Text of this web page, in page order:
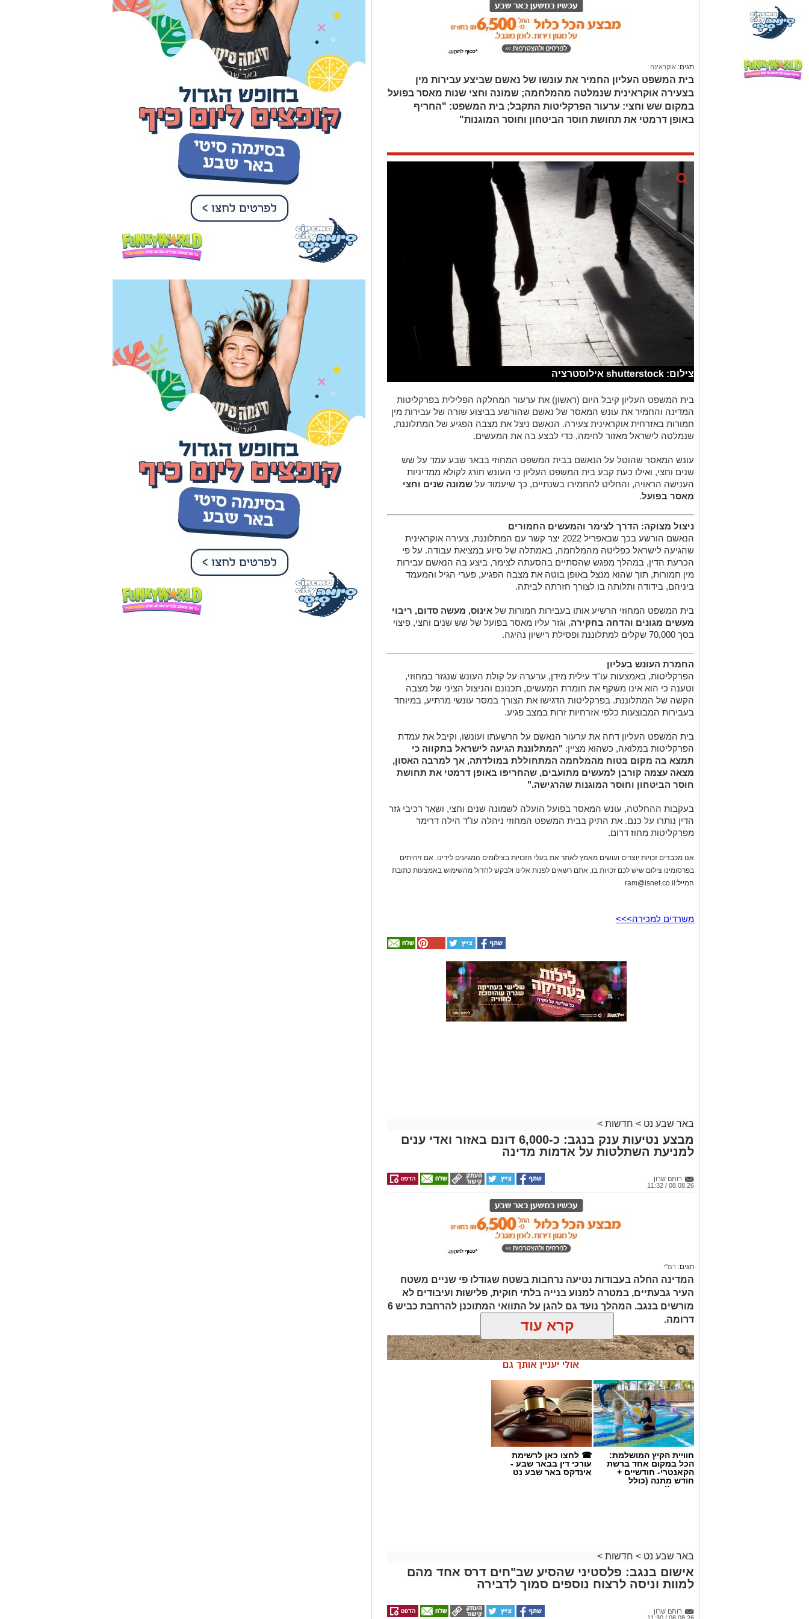
תגים: אוקראינה
בית המשפט העליון החמיר את עונשו של נאשם שביצע עבירות מין
בצעירה אוקראינית שנמלטה מהמלחמה; שמונה וחצי שנות מאסר בפועל
במקום שש וחצי: ערעור הפרקליטות התקבל; בית המשפט: "החריף
באופן דרמטי את תחושת חוסר הביטחון וחוסר המוגנות"
צילום: shutterstock אילוסטרציה
בית המשפט העליון קיבל היום (ראשון) את ערעור המחלקה הפלילית בפרקליטות
המדינה והחמיר את עונש המאסר של נאשם שהורשע בביצוע שורה של עבירות מין
חמורות באזרחית אוקראינית צעירה. הנאשם ניצל את מצבה הפגיע של המתלוננת,
שנמלטה לישראל מאזור לחימה, כדי לבצע בה את המעשים.
עונש המאסר שהוטל על הנאשם בבית המשפט המחוזי בבאר שבע עמד על שש
שנים וחצי, ואילו כעת קבע בית המשפט העליון כי העונש חורג לקולא ממדיניות
הענישה הראויה, והחליט להחמירו בשנתיים, כך שיעמוד על שמונה שנים וחצי
מאסר בפועל.
ניצול מצוקה: הדרך לצימר והמעשים החמורים
הנאשם הורשע בכך שבאפריל 2022 יצר קשר עם המתלוננת, צעירה אוקראינית
שהגיעה לישראל כפליטה מהמלחמה, באמתלה של סיוע במציאת עבודה. על פי
הכרעת הדין, במהלך מפגש שהסתיים בהסעתה לצימר, ביצע בה הנאשם עבירות
מין חמורות, תוך שהוא מנצל באופן בוטה את מצבה הפגיע, פערי הגיל והמעמד
ביניהם, בידודה ותלותה בו לצורך חזרתה לביתה.
בית המשפט המחוזי הרשיע אותו בעבירות חמורות של אינוס, מעשה סדום, ריבוי
מעשים מגונים והדחה בחקירה, וגזר עליו מאסר בפועל של שש שנים וחצי, פיצוי
בסך 70,000 שקלים למתלוננת ופסילת רישיון נהיגה.
החמרת העונש בעליון
הפרקליטות, באמצעות עו"ד עילית מידן, ערערה על קולת העונש שנגזר במחוזי,
וטענה כי הוא אינו משקף את חומרת המעשים, תכנונם והניצול הציני של מצבה
הקשה של המתלוננת. בפרקליטות הדגישו את הצורך במסר עונשי מרתיע, במיוחד
בעבירות המבוצעות כלפי אזרחיות זרות במצב פגיע.
בית המשפט העליון דחה את ערעור הנאשם על הרשעתו ועונשו, וקיבל את עמדת
הפרקליטות במלואה, כשהוא מציין: "המתלוננת הגיעה לישראל בתקווה כי
תמצא בה מקום בטוח מהמלחמה המתחוללת במולדתה, אך למרבה האסון,
מצאה עצמה קורבן למעשים מתועבים, שהחריפו באופן דרמטי את תחושת
חוסר הביטחון וחוסר המוגנות שהרגישה."
בעקבות ההחלטה, עונש המאסר בפועל הועלה לשמונה שנים וחצי, ושאר רכיבי גזר
הדין נותרו על כנם. את התיק בבית המשפט המחוזי ניהלה עו"ד הילה דרימר
מפרקליטות מחוז דרום.
אנו מכבדים זכויות יוצרים ועושים מאמץ לאתר את בעלי הזכויות בצילומים המגיעים לידינו. אם זיהיתים
בפרסומינו צילום שיש לכם זכויות בו, אתם רשאים לפנות אלינו ולבקש לחדול מהשימוש באמצעות כתובת
המייל: ram@isnet.co.il
משרדים למכירה>>>
באר שבע נט > חדשות >
מבצע נטיעות ענק בנגב: כ-6,000 דונם באזור ואדי ענים
למניעת השתלטות על אדמות מדינה
רותם שרון
08.08.26 / 11:32
תגים: רמ''י
המדינה החלה בעבודות נטיעה נרחבות בשטח שגודלו פי שניים משטח
העיר גבעתיים, במטרה למנוע בנייה בלתי חוקית, פלישות ועיבודים לא
מורשים בנגב. המהלך נועד גם להגן על התוואי המתוכנן להרחבת כביש 6
דרומה.
קרדיט: רמ"י
קרא עוד
אולי יעניין אותך גם
חוויית הקיץ המושלמת:
הכל במקום אחד ברשת
הקאנטרי- חודשיים +
חודש מתנה (כולל
החגים!)
☎ לחצו כאן לרשימת
עורכי דין בבאר שבע -
אינדקס באר שבע נט
באר שבע נט > חדשות >
אישום בנגב: פלסטיני שהסיע שב"חים דרס אחד מהם
למוות וניסה לרצוח נוספים סמוך לדבירה
רותם שרון